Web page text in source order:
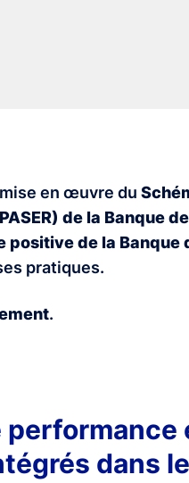
mise en œuvre du
de la Banque
positive de la Banque
pratiques.
.
dans